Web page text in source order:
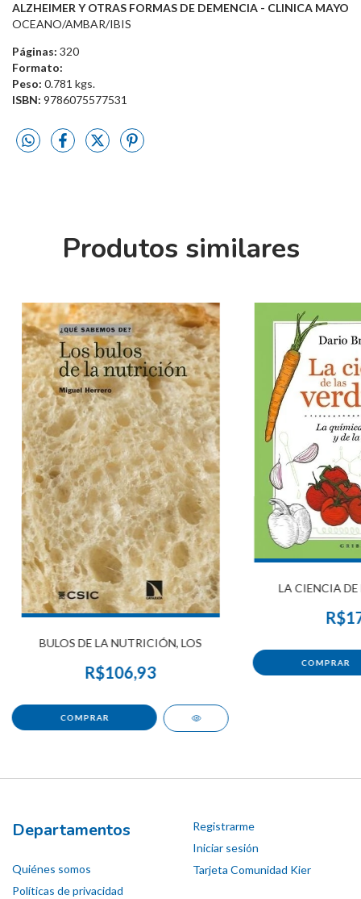
ALZHEIMER Y OTRAS FORMAS DE DEMENCIA - CLINICA MAYO
OCEANO/AMBAR/IBIS
Páginas: 320
Formato:
Peso: 0.781 kgs.
ISBN: 9786075577531
Produtos similares
BULOS DE LA NUTRICIÓN, LOS
R$106,93
LA CIENCIA DE
Departamentos
Quiénes somos
Políticas de privacidad
Registrarme
Iniciar sesión
Tarjeta Comunidad Kier